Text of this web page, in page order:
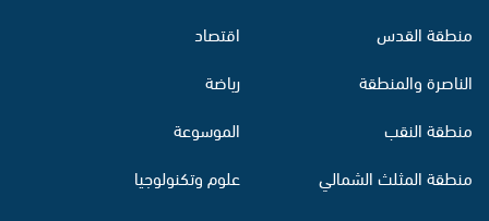
منطقة القدس
الناصرة والمنطقة
منطقة النقب
منطقة المثلث الشمالي
اقتصاد
رياضة
الموسوعة
علوم وتكنولوجيا